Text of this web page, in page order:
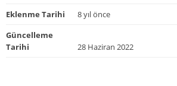
Eklenme Tarihi
8 yıl önce
Güncelleme
Tarihi
28 Haziran 2022